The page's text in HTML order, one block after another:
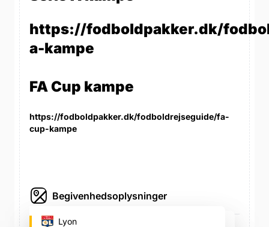
https://fodboldpakker.dk/
a-kampe
FA Cup kampe
https://fodboldpakker.dk/fodboldrejseguide/fa-
cup-kampe
Begivenhedsoplysninger
Parc Olympique Lyonnais
Lyon